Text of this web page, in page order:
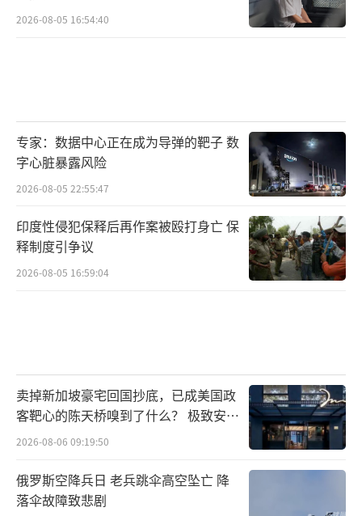
2026-08-05 16:54:40
专家：数据中心正在成为导弹的靶子 数
字心脏暴露风险
2026-08-05 22:55:47
印度性侵犯保释后再作案被殴打身亡 保
释制度引争议
2026-08-05 16:59:04
卖掉新加坡豪宅回国抄底，已成美国政
客靶心的陈天桥嗅到了什么？ 极致安全
的追寻
2026-08-06 09:19:50
俄罗斯空降兵日 老兵跳伞高空坠亡 降
落伞故障致悲剧